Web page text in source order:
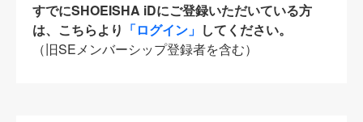
すでにSHOEISHA iDにご登録いただいている方
は、こちらより 「ログイン」 してください。
（旧SEメンバーシップ登録者を含む）